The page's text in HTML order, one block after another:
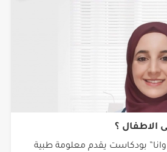
الاطفال ؟
بودكاست يقدم معلومة طبية